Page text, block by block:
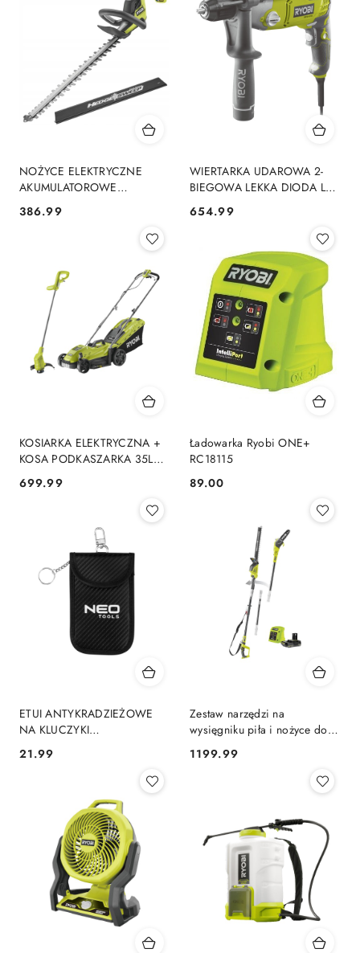
NOŻYCE ELEKTRYCZNE
AKUMULATOROWE
ŻYWOPŁOTU PIŁA
HEDGESWEEP RYOBI
Cena:
386.99
WIERTARKA UDAROWA 2-
BIEGOWA LEKKA DIODA LED
GRIPZONE RPD1010-K RYOBI
Cena:
654.99
KOSIARKA ELEKTRYCZNA +
KOSA PODKASZARKA 35L
RLM3313ALT2925 RYOBI
Cena:
699.99
Ładowarka Ryobi ONE+
RC18115
Cena:
89.00
ETUI ANTYKRADZIEŻOWE
NA KLUCZYKI
SAMOCHODOWE KARTY
KEYLESS KLATKA FARADAYA
Cena:
21.99
Zestaw narzędzi na
wysięgniku piła i nożyce do
żywopłotu 18V ładowarka
akumulator RPP1820PT1845-
Cena:
1199.99